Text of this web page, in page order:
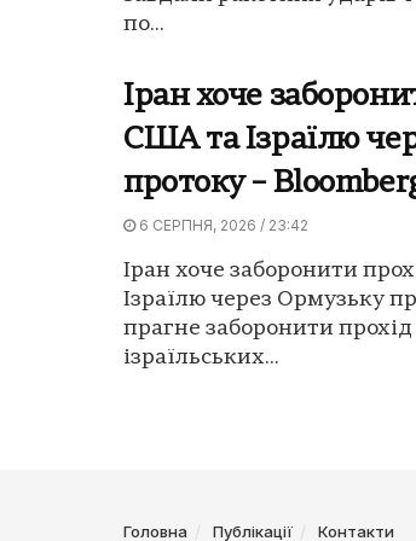
по...
Іран хоче
США та Ізраїлю
протоку –
6 СЕРПНЯ, 2026 / 23:42
Іран хоче заборонити
Ізраїлю через Ормузьку
прагне заборонити
ізраїльських...
Головна Публікації Контакти